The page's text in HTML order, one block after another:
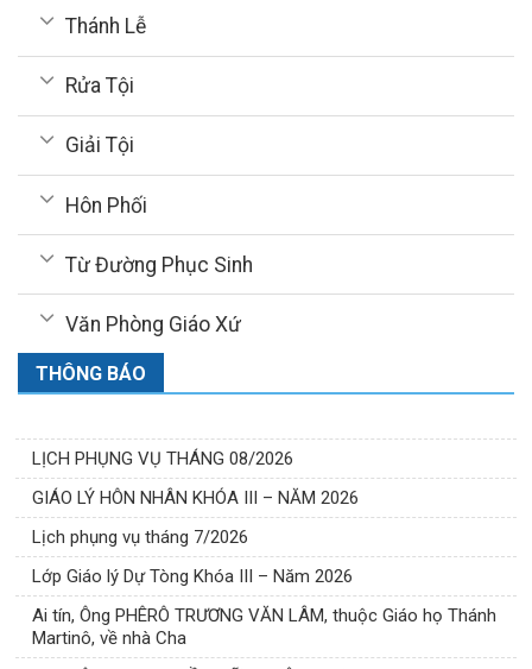
Thánh Lễ
Rửa Tội
Giải Tội
Hôn Phối
Từ Đường Phục Sinh
Văn Phòng Giáo Xứ
THÔNG BÁO
LỊCH PHỤNG VỤ THÁNG 08/2026
GIÁO LÝ HÔN NHÂN KHÓA III – NĂM 2026
Lịch phụng vụ tháng 7/2026
Lớp Giáo lý Dự Tòng Khóa III – Năm 2026
Ai tín, Ông PHÊRÔ TRƯƠNG VĂN LÂM, thuộc Giáo họ Thánh
Martinô, về nhà Cha